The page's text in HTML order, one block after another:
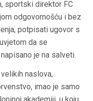
sportski direktor FC
odgovornošću i bez
potpisati ugovor s
da se
je na salveti.
naslova,
imao je samo
akademiji, u koju